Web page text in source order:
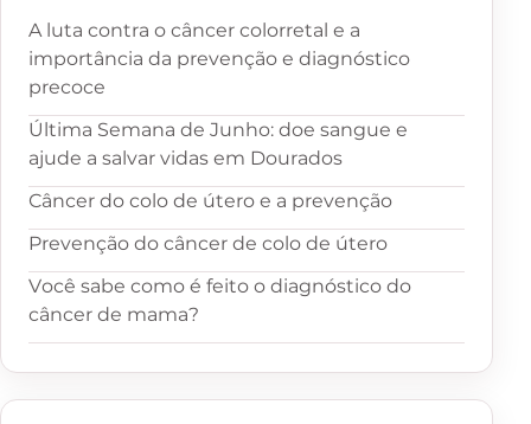
A luta contra o câncer colorretal e a
importância da prevenção e diagnóstico
precoce
Última Semana de Junho: doe sangue e
ajude a salvar vidas em Dourados
Câncer do colo de útero e a prevenção
Prevenção do câncer de colo de útero
Você sabe como é feito o diagnóstico do
câncer de mama?